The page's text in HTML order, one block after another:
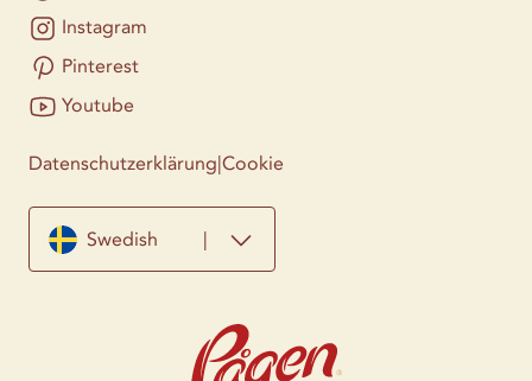
Instagram
Pinterest
Youtube
Datenschutzerklärung Cookie
Swedish